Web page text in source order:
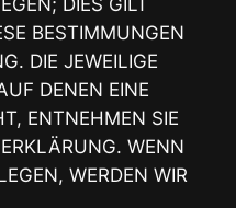
BESTIMMUNGEN
DIE JEWEILIGE
DENEN EINE
ENTNEHMEN SIE
WENN
WERDEN WIR